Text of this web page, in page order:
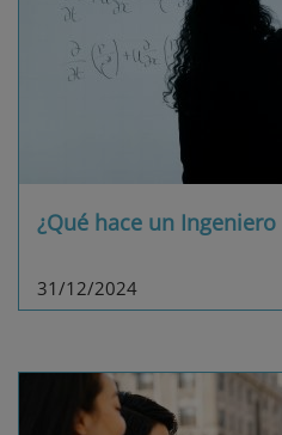
¿Qué hace un
31/12/2024